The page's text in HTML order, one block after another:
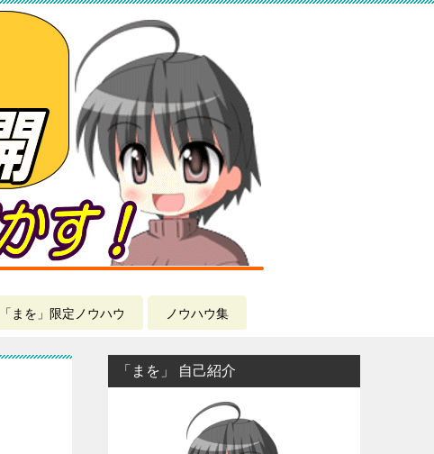
「まを」限定ノウハウ ノウハウ集
「まを」 自己紹介